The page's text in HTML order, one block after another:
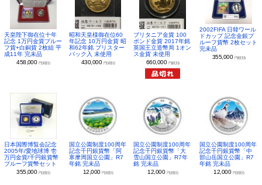
天皇陛下御在位十年
記念 1万円金貨プルー
フ貨+白銅貨 2枚組 平
成11年 完未品
458,000 円(税別)
昭和天皇様御在位60
年記念 10万円金貨 昭
和62年銘 ブリスター
パック入 未使用
430,000 円(税別)
ブリタニア金貨 100
ポンド金貨 2017年銘
英国王立造幣局 1オン
ス金貨 未使用
660,000 円(税別)
2002FIFA 日韓ワール
ドカップ 記念金銀プ
ルーフ貨幣 2枚セット
完未品
355,000 円(税別)
日本国際博覧会記念
2005年/愛地球博 壱
万円金貨/千円銀貨幣
プルーフ貨幣セット
355,000 円(税別)
国立公園制度100周年
記念千円銀貨幣「阿
寒摩周国立公園」R7
年銘 完未品
12,000 円(税別)
国立公園制度100周年
記念千円銀貨幣「大
雪山国立公園」R7年
銘 完未品
12,000 円(税別)
国立公園制度100周年
記念千円銀貨幣「中
部山岳国立公園」R7
年銘 完未品
12,000 円(税別)